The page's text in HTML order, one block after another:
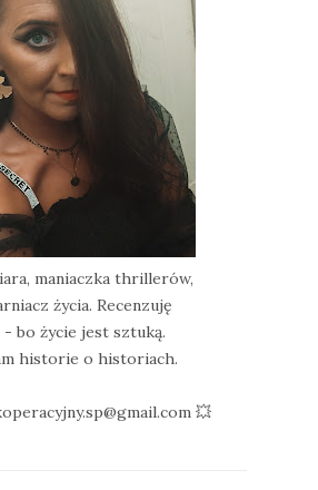
maniaczka thrillerów,
życia. Recenzuję
bo życie jest sztuką.
historie o historiach.
💥